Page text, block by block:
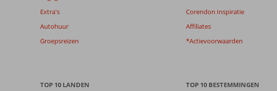
info
Extra's
Autohuur
Groepsreizen
Corendon Inspiratie
Affiliates
*Actievoorwaarden
TOP 10 LANDEN
TOP 10 BESTEMMINGEN